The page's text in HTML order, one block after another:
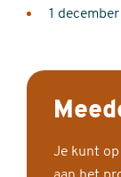
1
Je kunt